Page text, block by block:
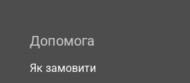
Допомога
Як замовити